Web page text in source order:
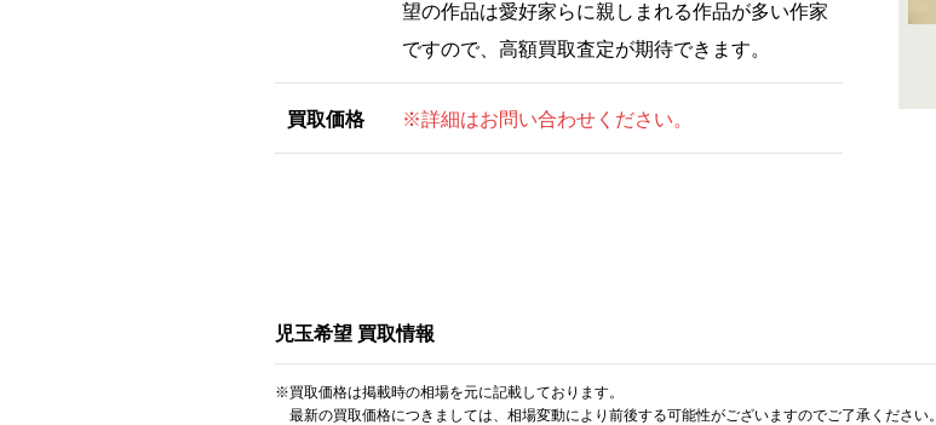
望の作品は愛好家らに親しまれる作品が多い作家
ですので、高額買取査定が期待できます。
買取価格 ※詳細はお問い合わせください。
児玉希望 買取情報
※買取価格は掲載時の相場を元に記載しております。
最新の買取価格につきましては、相場変動により前後する可能性がございますのでご了承ください。